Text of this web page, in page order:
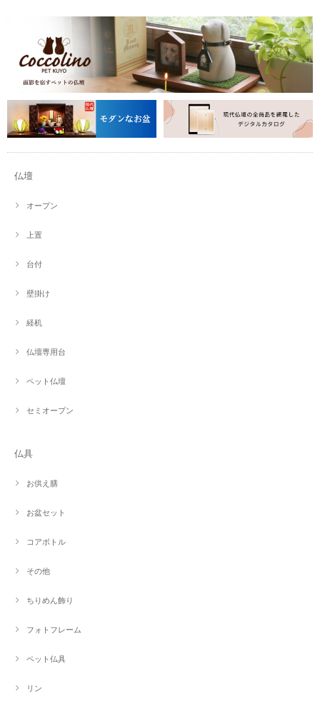
仏壇
オープン
上置
台付
壁掛け
経机
仏壇専用台
ペット仏壇
セミオープン
仏具
お供え膳
お盆セット
コアボトル
その他
ちりめん飾り
フォトフレーム
ペット仏具
リン